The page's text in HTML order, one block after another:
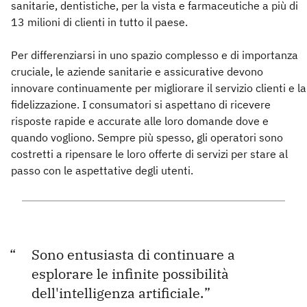
sanitarie, dentistiche, per la vista e farmaceutiche a più di
13 milioni di clienti in tutto il paese.
Per differenziarsi in uno spazio complesso e di importanza
cruciale, le aziende sanitarie e assicurative devono
innovare continuamente per migliorare il servizio clienti e la
fidelizzazione. I consumatori si aspettano di ricevere
risposte rapide e accurate alle loro domande dove e
quando vogliono. Sempre più spesso, gli operatori sono
costretti a ripensare le loro offerte di servizi per stare al
passo con le aspettative degli utenti.
Sono entusiasta di continuare a
esplorare le infinite possibilità
dell'intelligenza artificiale.